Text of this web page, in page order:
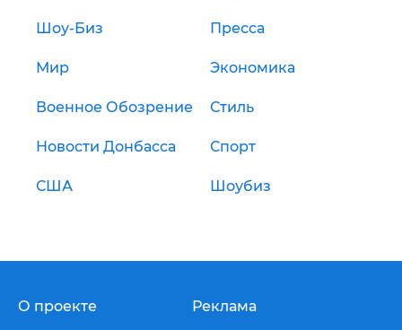
Шоу-Биз Пресса
Мир Экономика
Военное Обозрение Стиль
Новости Донбасса Спорт
США Шоубиз
О проекте Реклама